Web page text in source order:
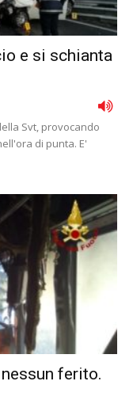
e si schianta
Svt, provocando
di punta. E'
ferito.